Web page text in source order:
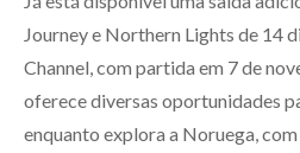
Journey e Northern Lights de 14
Channel, com partida em 7 de
oferece diversas oportunidades
enquanto explora a Noruega, com